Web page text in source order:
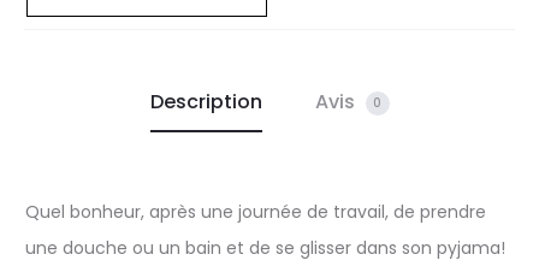
Description Avis 0
Quel bonheur, après une journée de travail, de prendre
une douche ou un bain et de se glisser dans son pyjama!